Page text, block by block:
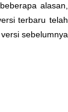
alasan,
terbaru telah
sebelumnya